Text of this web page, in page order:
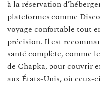
à la réservation
plateformes comme
voyage confortable tout
précision. Il est
santé complète, comme
de Chapka, pour couvrir
aux États-Unis, où ceux-